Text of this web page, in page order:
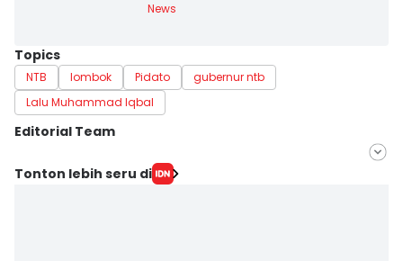
News
Topics
NTB lombok Pidato
gubernur ntb
Lalu Muhammad Iqbal
Editorial Team
Editor
Tonton lebih seru di